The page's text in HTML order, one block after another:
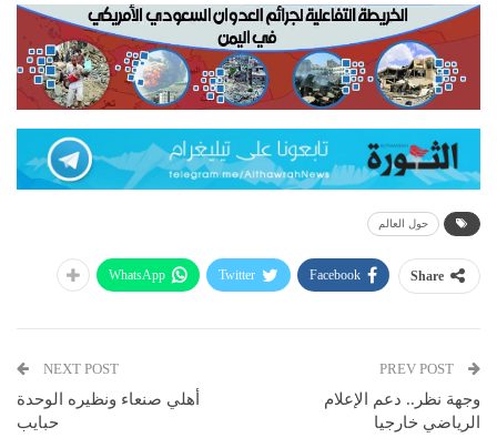
حول العالم
Share
Facebook
Twitter
WhatsApp
وجهة نظر.. دعم الإعلام
الرياضي خارجيا
NEXT POST
أهلي صنعاء ونظيره الوحدة
حبايب